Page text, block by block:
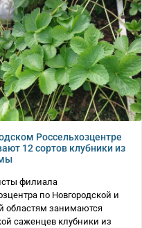
Россельхозцентре
12 сортов клубники из
филиала
по Новгородской и
областям занимаются
саженцев клубники из